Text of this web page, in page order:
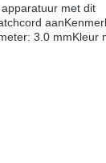
met dit
3.0 mmKleur